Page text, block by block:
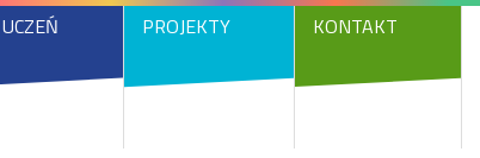
UCZEŃ PROJEKTY KONTAKT